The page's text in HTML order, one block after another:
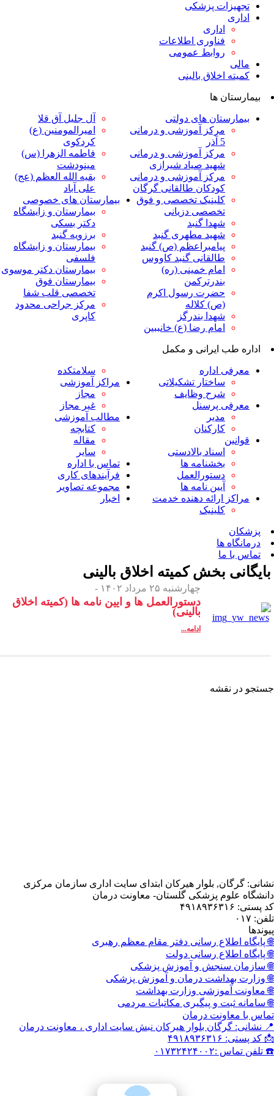
پزشکی
اطلاعات
عمومی
بالینی
های دولتی
آموزشی و درمانی
آموزشی و درمانی
صیاد شیرازی
آموزشی و درمانی
طالقانی گرگان
تخصصی و فوق
دزیانی
مطهری گنبد
(ص) گنبد
گنبد کاووس
خمینی (ره)
رسول اکرم
بندرگز
رضا (ع) خانببین
آل جلیل آق قلا
امیرالمومنین (ع)
فاطمه الزهرا (س)
بقیه الله العظم (عج)
علی آباد
بیمارستان های خصوصی
بیمارستان و زایشگاه
برزویه گنبد
بیمارستان و زایشگاه
فلسفی
بیمارستان دکتر موسوی
بیمارستان فوق
تخصصی قلب شفا
مرکز جراحی محدود
و مکمل
تشکیلاتی
وظایف
بالادستی
ها
نامه ها
دهنده خدمت
مراکز آموزشی
مطالب آموزشی
تماس با اداره
فرآیندهای کاری
مجموعه تصاویر
اخبار
بخشکمیته اخلاق بالینی
دستورالعمل ها و ایین نامه ها (کمیته اخلاق
بلوار هیرکان ابتدای سایت اداری سازمان مرکزی
پزشکی گلستان- معاونت درمان
رسانی دفتر مقام معظم رهبری
رسانی دولت
و آموزش پزشکی
درمان و آموزش پزشکی
وزارت بهداشت
و پیگیری مکاتبات مردمی
درمان
بلوار هیرکان نبش سایت اداری ، معاونت درمان